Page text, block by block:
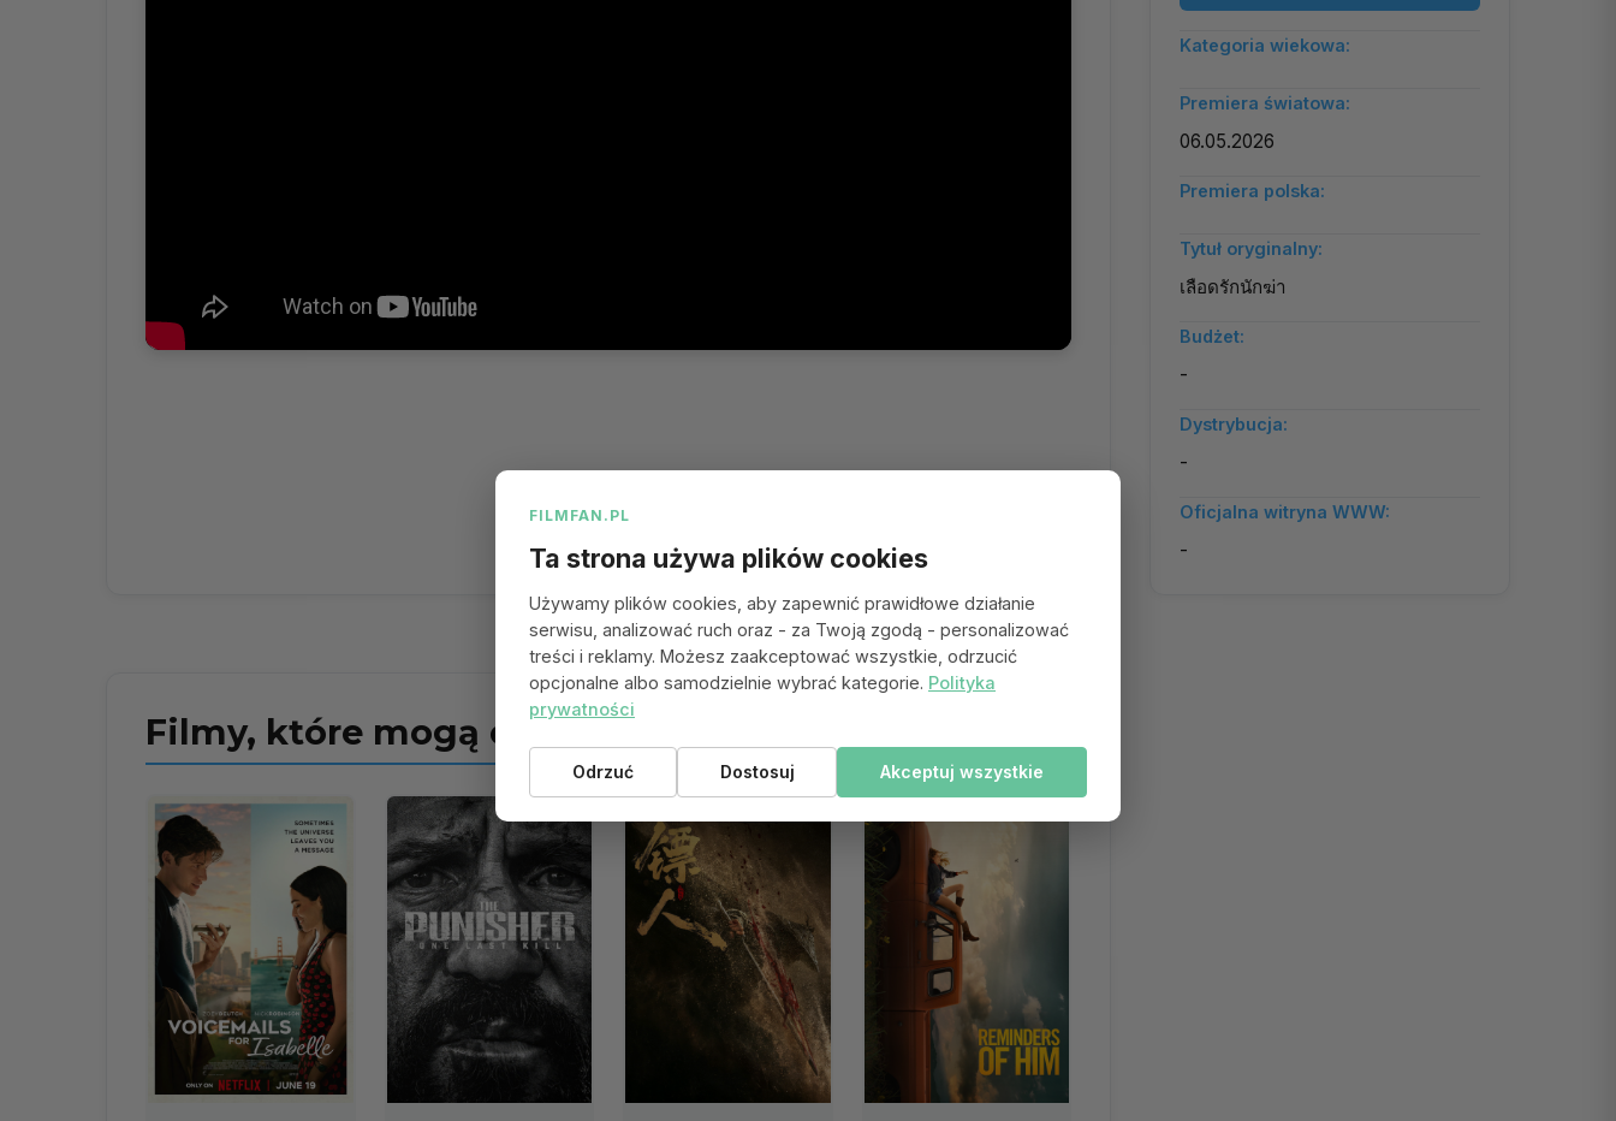
Kategoria wiekowa:
Premiera światowa:
06.05.2026
Premiera polska:
Tytuł oryginalny:
เลือดรักนักฆ่า
Budżet:
-
Dystrybucja:
-
Oficjalna witryna WWW:
-
Filmy, które mogą ci się spodobać
FILMFAN.PL
Ta strona używa plików cookies
Używamy plików cookies, aby zapewnić prawidłowe działanie
serwisu, analizować ruch oraz - za Twoją zgodą - personalizować
treści i reklamy. Możesz zaakceptować wszystkie, odrzucić
opcjonalne albo samodzielnie wybrać kategorie. Polityka
prywatności
Odrzuć Dostosuj Akceptuj wszystkie